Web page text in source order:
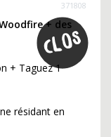
371808
+ des
+ Taguez 1
résidant en